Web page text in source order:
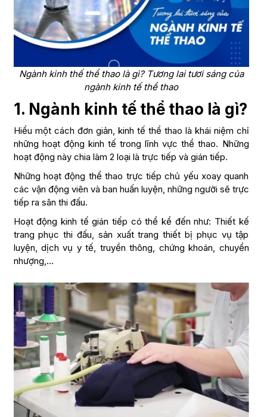
Ngành kinh thế thể thao là gì? Tương lai tươi sáng của
ngành kinh tế thể thao
1. Ngành kinh tế thể thao là gì?
Hiểu một cách đơn giản, kinh tế thể thao là khái niệm chỉ
những hoạt động kinh tế trong lĩnh vực thể thao. Những
hoạt động này chia làm 2 loại là trực tiếp và gián tiếp.
Những hoạt động thể thao trực tiếp chủ yếu xoay quanh
các vận động viên và ban huấn luyện, những người sẽ trực
tiếp ra sân thi đấu.
Hoạt động kinh tế gián tiếp có thể kể đến như: Thiết kế
trang phục thi đấu, sản xuất trang thiết bị phục vụ tập
luyện, dịch vụ y tế, truyền thông, chứng khoán, chuyển
nhượng,…